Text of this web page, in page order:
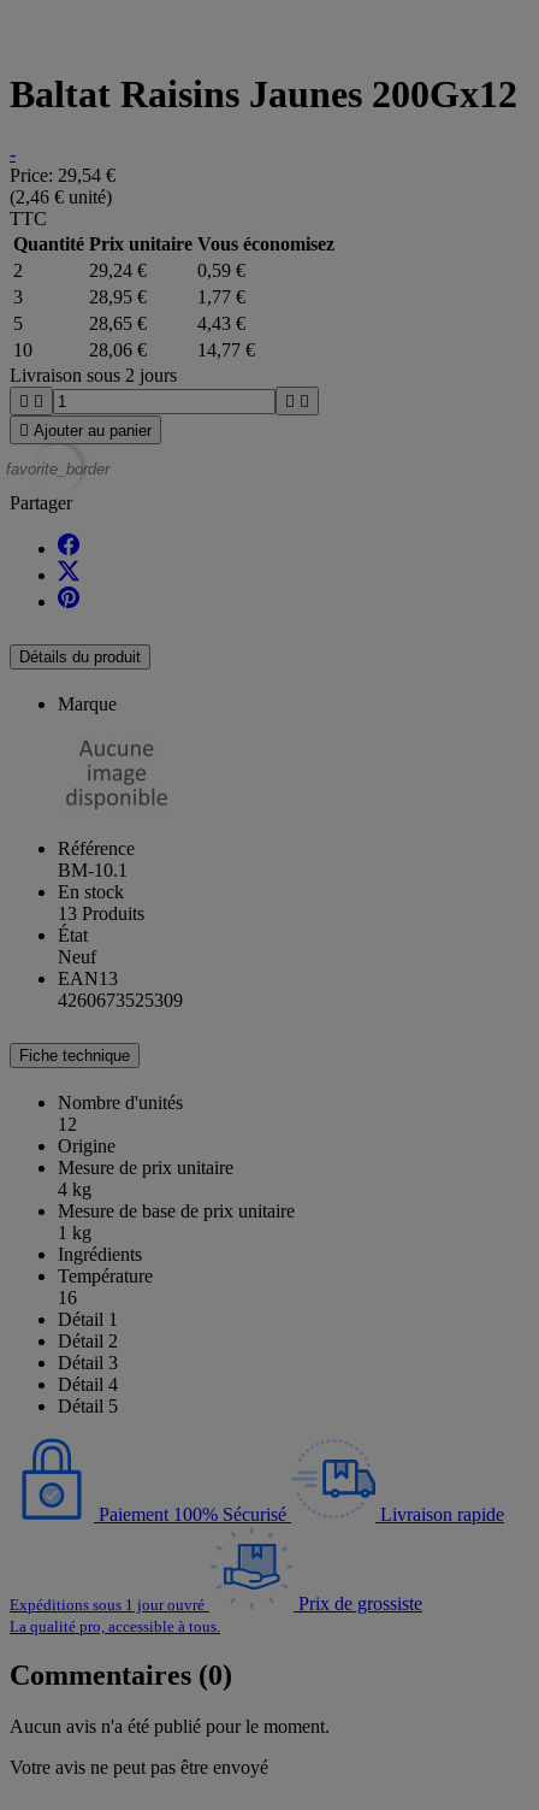
Baltat Raisins Jaunes 200Gx12
-
Price: 29,54 €
(2,46 € unité)
TTC
Quantité Prix unitaire Vous économisez
2
29,24 €
0,59 €
3
28,95 €
1,77 €
5
28,65 €
4,43 €
10
28,06 €
14,77 €
Livraison sous 2 jours
   
 Ajouter au panier
favorite_border
Partager
Détails du produit
Marque
Référence
BM-10.1
En stock
13 Produits
État
Neuf
EAN13
4260673525309
Fiche technique
Nombre d'unités
12
Origine
Mesure de prix unitaire
4 kg
Mesure de base de prix unitaire
1 kg
Ingrédients
Température
16
Détail 1
Détail 2
Détail 3
Détail 4
Détail 5
Paiement 100% Sécurisé Livraison rapide
Expéditions sous 1 jour ouvré Prix de grossiste
La qualité pro, accessible à tous.
Commentaires (0)
Aucun avis n'a été publié pour le moment.
Votre avis ne peut pas être envoyé